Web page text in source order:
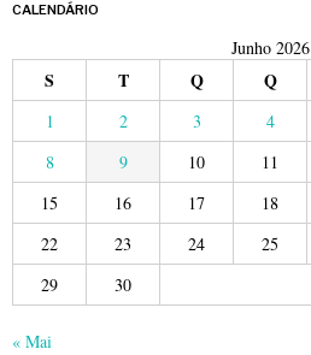
CALENDÁRIO
Junho 2026
S T Q Q
1 2 3 4
8
9 10 11
15
16 17 18
22
23 24 25
29
30
« Mai